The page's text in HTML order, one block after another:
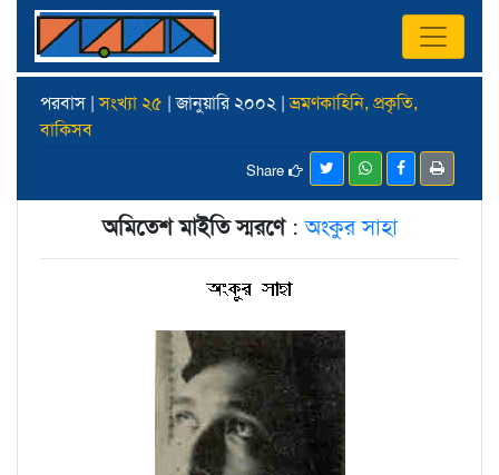
পরবাস |সংখ্যা ২৫ | জানুয়ারি ২০০২ |ভ্রমণকাহিনি, প্রকৃতি,
বাকিসব
Share
অমিতেশ মাইতি স্মরণে :অংকুর সাহা